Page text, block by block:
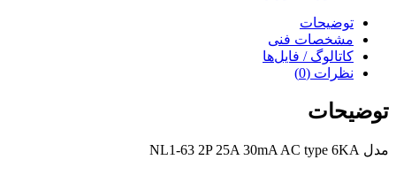
توضیحات
مشخصات فنی
کاتالوگ / فایل‌ها
نظرات (0)
توضیحات
مدل NL1-63 2P 25A 30mA AC type 6KA